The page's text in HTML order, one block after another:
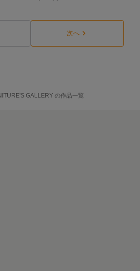
次へ
GALLERY の作品一覧